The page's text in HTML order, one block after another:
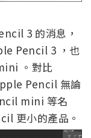
3 的消息，
Pencil 3 ，也
。對比
Pencil 無論
mini 等名
更小的產品。